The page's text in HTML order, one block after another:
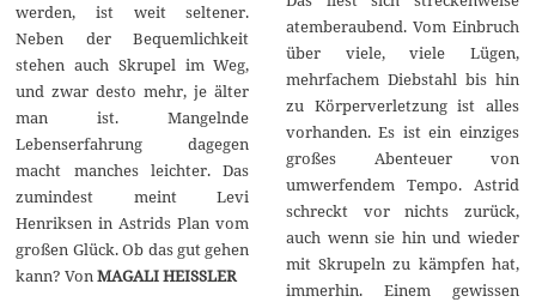
werden, ist weit seltener.
Neben der Bequemlichkeit
stehen auch Skrupel im Weg,
und zwar desto mehr, je älter
man ist. Mangelnde
Lebenserfahrung dagegen
macht manches leichter. Das
zumindest meint Levi
Henriksen in Astrids Plan vom
großen Glück. Ob das gut gehen
kann? VonMAGALI HEISSLER
atemberaubend. Vom Einbruch
über viele, viele Lügen,
mehrfachem Diebstahl bis hin
zu Körperverletzung ist alles
vorhanden. Es ist ein einziges
großes Abenteuer von
umwerfendem Tempo. Astrid
schreckt vor nichts zurück,
auch wenn sie hin und wieder
mit Skrupeln zu kämpfen hat,
immerhin. Einem gewissen